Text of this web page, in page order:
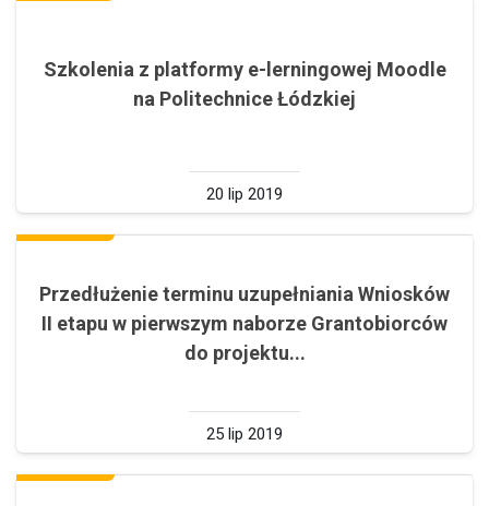
Szkolenia z platformy e-lerningowej Moodle
na Politechnice Łódzkiej
20 lip 2019
Przedłużenie terminu uzupełniania Wniosków
II etapu w pierwszym naborze Grantobiorców
do projektu...
25 lip 2019